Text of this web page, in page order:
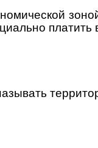
платить